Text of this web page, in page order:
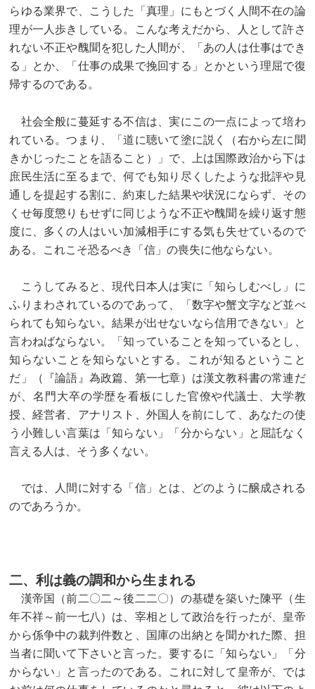
らゆる業界で、こうした「真理」にもとづく人間不在の論
理が一人歩きしている。こんな考えだから、人として許さ
れない不正や醜聞を犯した人間が、「あの人は仕事はでき
る」とか、「仕事の成果で挽回する」とかという理屈で復
帰するのである。
社会全般に蔓延する不信は、実にこの一点によって培わ
れている。つまり、「道に聴いて塗に説く（右から左に聞
きかじったことを語ること）」で、上は国際政治から下は
庶民生活に至るまで、何でも知り尽くしたような批評や見
通しを提起する割に、約束した結果や状況にならず、その
くせ毎度懲りもせずに同じような不正や醜聞を繰り返す態
度に、多くの人はいい加減相手にする気も失せているので
ある。これこそ恐るべき「信」の喪失に他ならない。
こうしてみると、現代日本人は実に「知らしむべし」に
ふりまわされているのであって、「数字や蟹文字など並べ
られても知らない。結果が出せないなら信用できない」と
言わねばならない。「知っていることを知っているとし、
知らないことを知らないとする。これが知るということ
だ」（『論語』為政篇、第一七章）は漢文教科書の常連だ
が、名門大卒の学歴を看板にした官僚や代議士、大学教
授、経営者、アナリスト、外国人を前にして、あなたの使
う小難しい言葉は「知らない」「分からない」と屈託なく
言える人は、そう多くない。
では、人間に対する「信」とは、どのように醸成される
のであろうか。
二、利は義の調和から生まれる
漢帝国（前二〇二～後二二〇）の基礎を築いた陳平（生
年不祥～前一七八）は、宰相として政治を行ったが、皇帝
から係争中の裁判件数と、国庫の出納とを聞かれた際、担
当者に聞いて下さいと言った。要するに「知らない」「分
からない」と言ったのである。これに対して皇帝が、では